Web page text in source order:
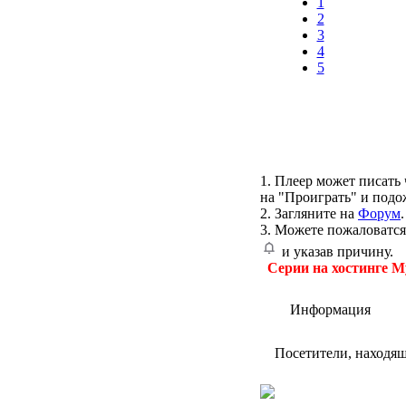
2
3
4
5
1. Плеер может писать
на "Проиграть" и
2. Загляните на Форум.
3. Можете
и указав причину.
Серии на хостинге
Информация
Посетители,